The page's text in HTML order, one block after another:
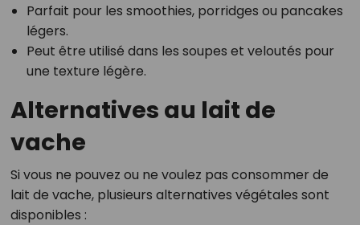
Parfait pour les smoothies, porridges ou pancakes
légers.
Peut être utilisé dans les soupes et veloutés pour
une texture légère.
Alternatives au lait de
vache
Si vous ne pouvez ou ne voulez pas consommer de
lait de vache, plusieurs alternatives végétales sont
disponibles :